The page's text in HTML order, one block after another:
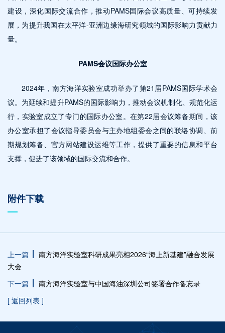
建设，深化国际交流合作，推动PAMS国际会议高质量、可持续发
展，为提升我国在太平洋-亚洲边缘海研究领域的国际影响力贡献力
量。
PAMS会议国际办公室
2024年，南方海洋实验室成功举办了第21届PAMS国际学术会
议。为延续和提升PAMS的国际影响力，推动会议机制化、规范化运
行，实验室成立了专门的国际办公室。在第22届会议筹备期间，该
办公室承担了会议指导委员会与主办地组委会之间的联络协调、前
期规划筹备、官方网站建设运维等工作，提供了重要的信息和平台
支撑，促进了该领域的国际交流和合作。
附件下载
上一篇
南方海洋实验室科研成果亮相2026“海上新基建”融合发展
大会
下一篇
南方海洋实验室与中国海油深圳公司签署合作备忘录
[ 返回列表 ]